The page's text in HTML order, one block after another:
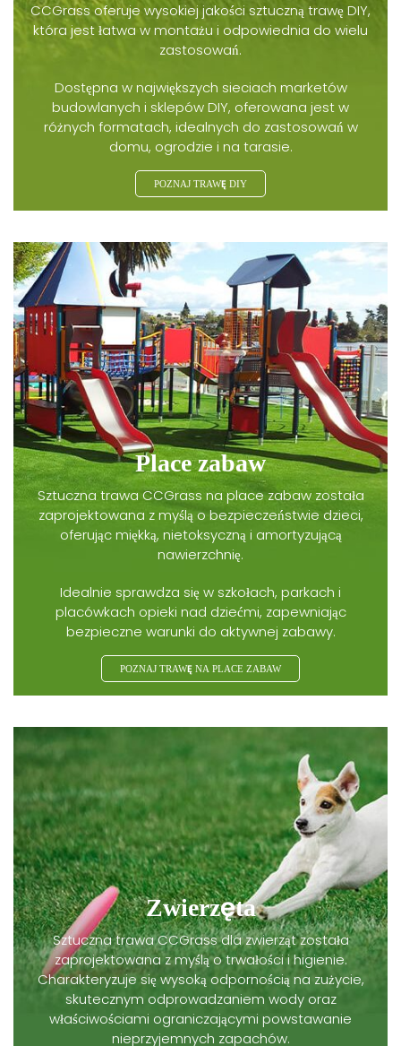
CCGrass oferuje wysokiej jakości sztuczną trawę DIY,
która jest łatwa w montażu i odpowiednia do wielu
zastosowań.
Dostępna w największych sieciach marketów
budowlanych i sklepów DIY, oferowana jest w
różnych formatach, idealnych do zastosowań w
domu, ogrodzie i na tarasie.
POZNAJ TRAWĘ DIY
Place zabaw
Sztuczna trawa CCGrass na place zabaw została
zaprojektowana z myślą o bezpieczeństwie dzieci,
oferując miękką, nietoksyczną i amortyzującą
nawierzchnię.
Idealnie sprawdza się w szkołach, parkach i
placówkach opieki nad dziećmi, zapewniając
bezpieczne warunki do aktywnej zabawy.
POZNAJ TRAWĘ NA PLACE ZABAW
Zwierzęta
Sztuczna trawa CCGrass dla zwierząt została
zaprojektowana z myślą o trwałości i higienie.
Charakteryzuje się wysoką odpornością na zużycie,
skutecznym odprowadzaniem wody oraz
właściwościami ograniczającymi powstawanie
nieprzyjemnych zapachów.